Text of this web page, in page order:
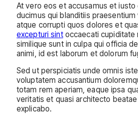
At vero eos et accusamus et
ducimus qui blanditiis
atque corrupti quos dolores et
excepturi sintoccaecati cupiditate
similique sunt in culpa qui officia
animi, id est laborum et dolorum
Sed ut perspiciatis unde omnis
voluptatem accusantium
totam rem aperiam, eaque ipsa
veritatis et quasi architecto
explicabo.